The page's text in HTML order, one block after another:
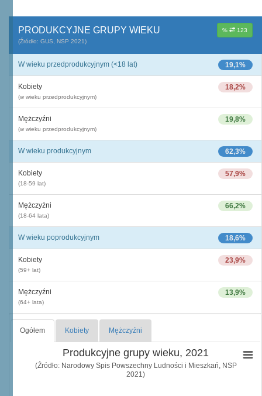
% 123
PRODUKCYJNE GRUPY WIEKU
(Źródło: GUS, NSP 2021)
19,1%
W wieku przedprodukcyjnym (<18 lat)
18,2%
Kobiety
(w wieku przedprodukcyjnym)
19,8%
Mężczyźni
(w wieku przedprodukcyjnym)
62,3%
W wieku produkcyjnym
57,9%
Kobiety
(18-59 lat)
66,2%
Mężczyźni
(18-64 lata)
18,6%
W wieku poprodukcyjnym
23,9%
Kobiety
(59+ lat)
13,9%
Mężczyźni
(64+ lata)
Ogółem Kobiety Mężczyźni
Produkcyjne grupy wieku, 2021
(Źródło: Narodowy Spis Powszechny Ludności i Mieszkań, NSP
2021)